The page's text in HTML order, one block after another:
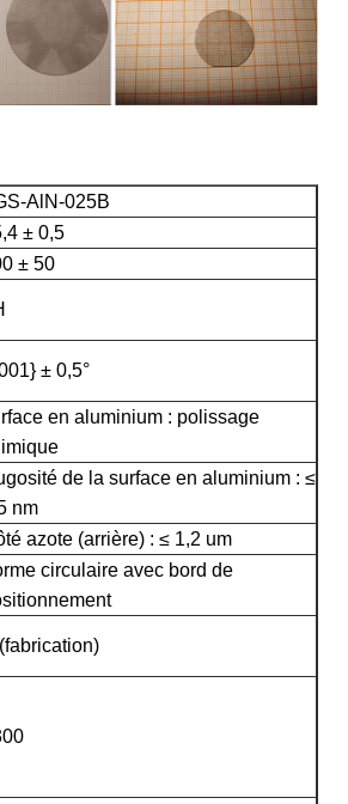
AlN-025B
± 0,5
± 50
± 0,5°
en aluminium : polissage
de la surface en aluminium : ≤
nm
azote (arrière) : ≤ 1,2 um
circulaire avec bord de